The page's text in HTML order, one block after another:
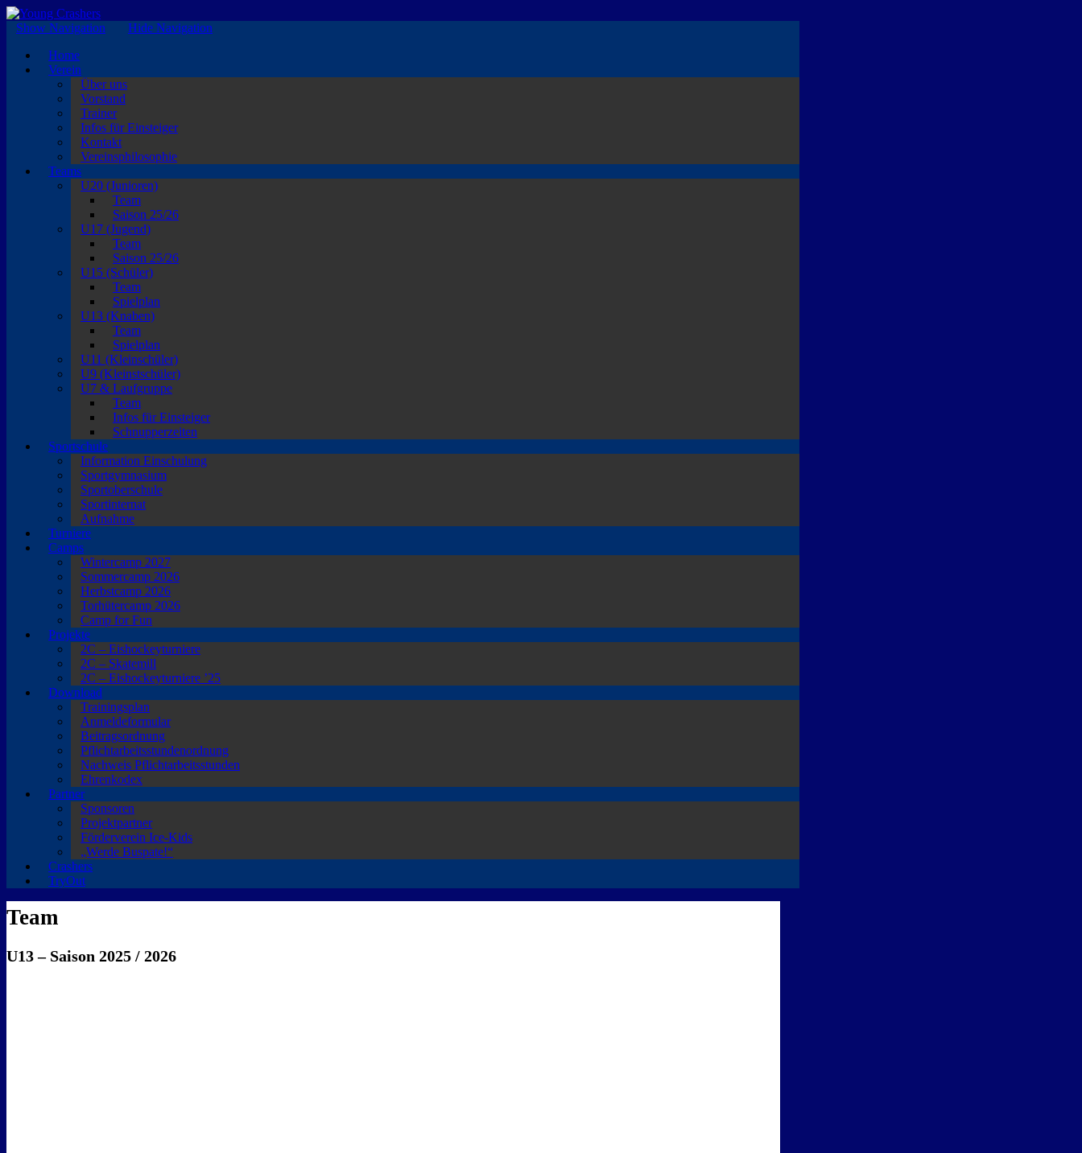
EISKALTE LEIDENSCHAFT
Show Navigation
Hide Navigation
Home
Verein
Über uns
Vorstand
Trainer
Infos für Einsteiger
Kontakt
Vereinsphilosophie
Teams
U20 (Junioren)
Team
Saison 25/26
U17 (Jugend)
Team
Saison 25/26
U15 (Schüler)
Team
Spielplan
U13 (Knaben)
Team
Spielplan
U11 (Kleinschüler)
U9 (Kleinstschüler)
U7 & Laufgruppe
Team
Infos für Einsteiger
Schnupperzeiten
Sportschule
Information Einschulung
Sportgymnasium
Sportoberschule
Sportinternat
Aufnahme
Turniere
Camps
Wintercamp 2027
Sommercamp 2026
Herbstcamp 2026
Torhütercamp 2026
Camp for Fun
Projekte
2C – Eishockeyturniere
2C – Skatemill
2C – Eishockeyturniere ’25
Download
Trainingsplan
Anmeldeformular
Beitragsordnung
Pflichtarbeitsstundenordnung
Nachweis Pflichtarbeitsstunden
Ehrenkodex
Partner
Sponsoren
Projektpartner
Förderverein Ice-Kids
„Werde Buspate!“
Crashers
TryOut
Team
U13 – Saison 2025 / 2026